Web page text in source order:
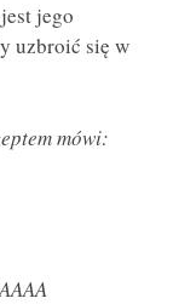
jego
uzbroić się w
mówi: